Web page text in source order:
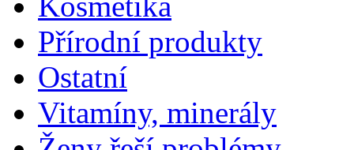
Přírodní produkty
Ostatní
Vitamíny, minerály